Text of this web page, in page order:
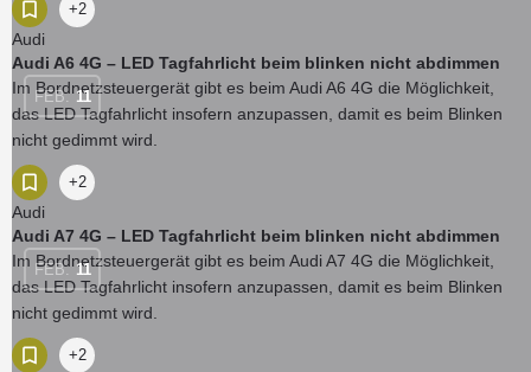
Audi
+2
FEB. 11
Audi A6 4G – LED Tagfahrlicht beim blinken nicht abdimmen
Im Bordnetzsteuergerät gibt es beim Audi A6 4G die Möglichkeit,
das LED Tagfahrlicht insofern anzupassen, damit es beim Blinken
nicht gedimmt wird.
Audi
+2
FEB. 11
Audi A7 4G – LED Tagfahrlicht beim blinken nicht abdimmen
Im Bordnetzsteuergerät gibt es beim Audi A7 4G die Möglichkeit,
das LED Tagfahrlicht insofern anzupassen, damit es beim Blinken
nicht gedimmt wird.
+2